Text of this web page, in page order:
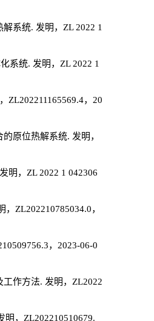
系统. 发明，ZL 2022 1
系统. 发明，ZL 2022 1
ZL202211165569.4，20
原位热解系统. 发明，
明，ZL 2022 1 042306
ZL202210785034.0，
，2023-06-0
作方法. 发明，ZL2022
，ZL202210510679.